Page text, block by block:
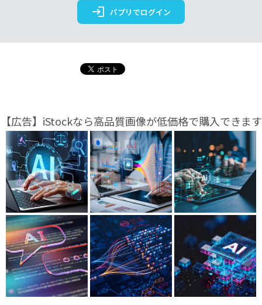
login パプリでログイン
【広告】iStockなら高品質画像が低価格で購入できます